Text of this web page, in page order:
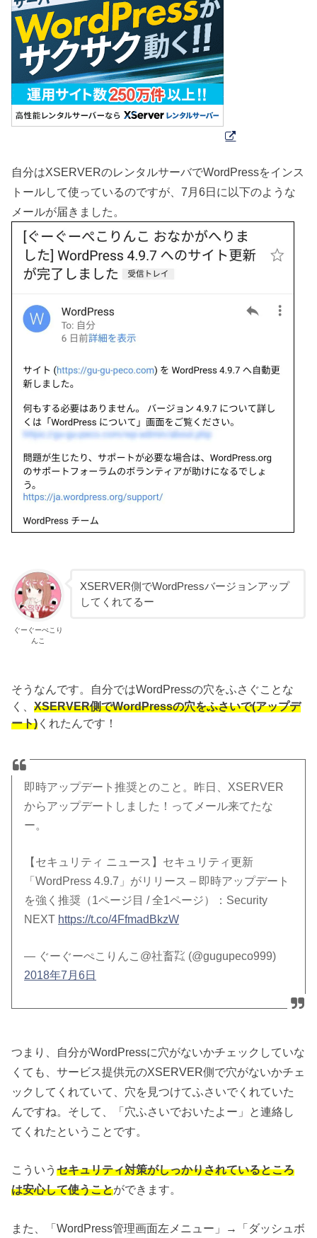
自分はXSERVERのレンタルサーバでWordPressをインス
トールして使っているのですが、7月6日に以下のような
メールが届きました。
ぐーぐーぺこり
んこ
XSERVER側でWordPressバージョンアップ
してくれてるー
そうなんです。自分ではWordPressの穴をふさぐことな
く、XSERVER側でWordPressの穴をふさいで(アップデ
ート) くれたんです！
即時アップデート推奨とのこと。昨日、XSERVER
からアップデートしました！ってメール来てたな
ー。
【セキュリティ ニュース】セキュリティ更新
「WordPress 4.9.7」がリリース – 即時アップデート
を強く推奨（1ページ目 / 全1ページ）：Security
NEXT https://t.co/4FfmadBkzW
— ぐーぐーぺこりんこ@社畜㌠ (@gugupeco999)
2018年7月6日
つまり、自分がWordPressに穴がないかチェックしていな
くても、サービス提供元のXSERVER側で穴がないかチェ
ックしてくれていて、穴を見つけてふさいでくれていた
んですね。そして、「穴ふさいでおいたよー」と連絡し
てくれたということです。
こういうセキュリティ対策がしっかりされているところ
は安心して使うことができます。
また、「WordPress管理画面左メニュー」→「ダッシュボ